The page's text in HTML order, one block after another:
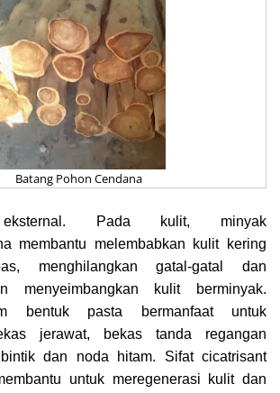
Batang Pohon Cendana
eksternal. Pada kulit, minyak
membantu melembabkan kulit kering
menghilangkan gatal-gatal dan
menyeimbangkan kulit berminyak.
bentuk pasta bermanfaat untuk
jerawat, bekas tanda regangan
dan noda hitam. Sifat cicatrisant
untuk meregenerasi kulit dan